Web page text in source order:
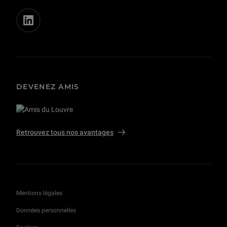
DEVENEZ AMIS
Retrouvez tous nos avantages
Mentions légales
Données personnelles